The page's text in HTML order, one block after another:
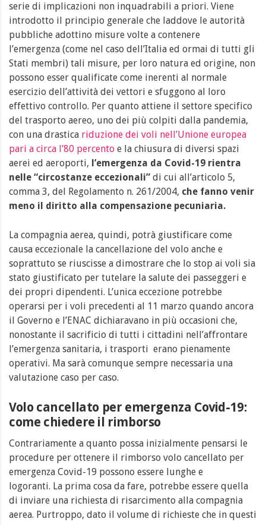
serie di implicazioni non inquadrabili a priori. Viene
introdotto il principio generale che laddove le autorità
pubbliche adottino misure volte a contenere
l’emergenza (come nel caso dell’Italia ed ormai di tutti gli
Stati membri) tali misure, per loro natura ed origine, non
possono esser qualificate come inerenti al normale
esercizio dell’attività dei vettori e sfuggono al loro
effettivo controllo. Per quanto attiene il settore specifico
del trasporto aereo, uno dei più colpiti dalla pandemia,
con una drastica riduzione dei voli nell’Unione europea
pari a circa l’80 percento e la chiusura di diversi spazi
aerei ed aeroporti, l’emergenza da Covid-19 rientra
nelle “circostanze eccezionali” di cui all’articolo 5,
comma 3, del Regolamento n. 261/2004, che fanno venir
meno il diritto alla compensazione pecuniaria.
La compagnia aerea, quindi, potrà giustificare come
causa eccezionale la cancellazione del volo anche e
soprattuto se riuscisse a dimostrare che lo stop ai voli sia
stato giustificato per tutelare la salute dei passeggeri e
dei propri dipendenti. L’unica eccezione potrebbe
operarsi per i voli precedenti al 11 marzo quando ancora
il Governo e l’ENAC dichiaravano in più occasioni che,
nonostante il sacrificio di tutti i cittadini nell’affrontare
l’emergenza sanitaria, i trasporti erano pienamente
operativi. Ma sarà comunque sempre necessaria una
valutazione caso per caso.
Volo cancellato per emergenza Covid-19:
come chiedere il rimborso
Contrariamente a quanto possa inizialmente pensarsi le
procedure per ottenere il rimborso volo cancellato per
emergenza Covid-19 possono essere lunghe e
logoranti. La prima cosa da fare, potrebbe essere quella
di inviare una richiesta di risarcimento alla compagnia
aerea. Purtroppo, dato il volume di richieste che in questi